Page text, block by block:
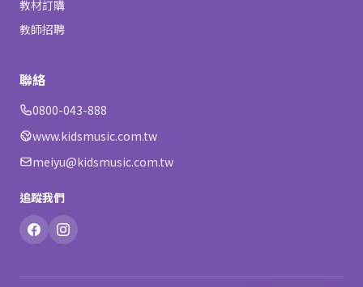
教材訂購
教師招聘
聯絡
0800-043-888
www.kidsmusic.com.tw
meiyu@kidsmusic.com.tw
追蹤我們